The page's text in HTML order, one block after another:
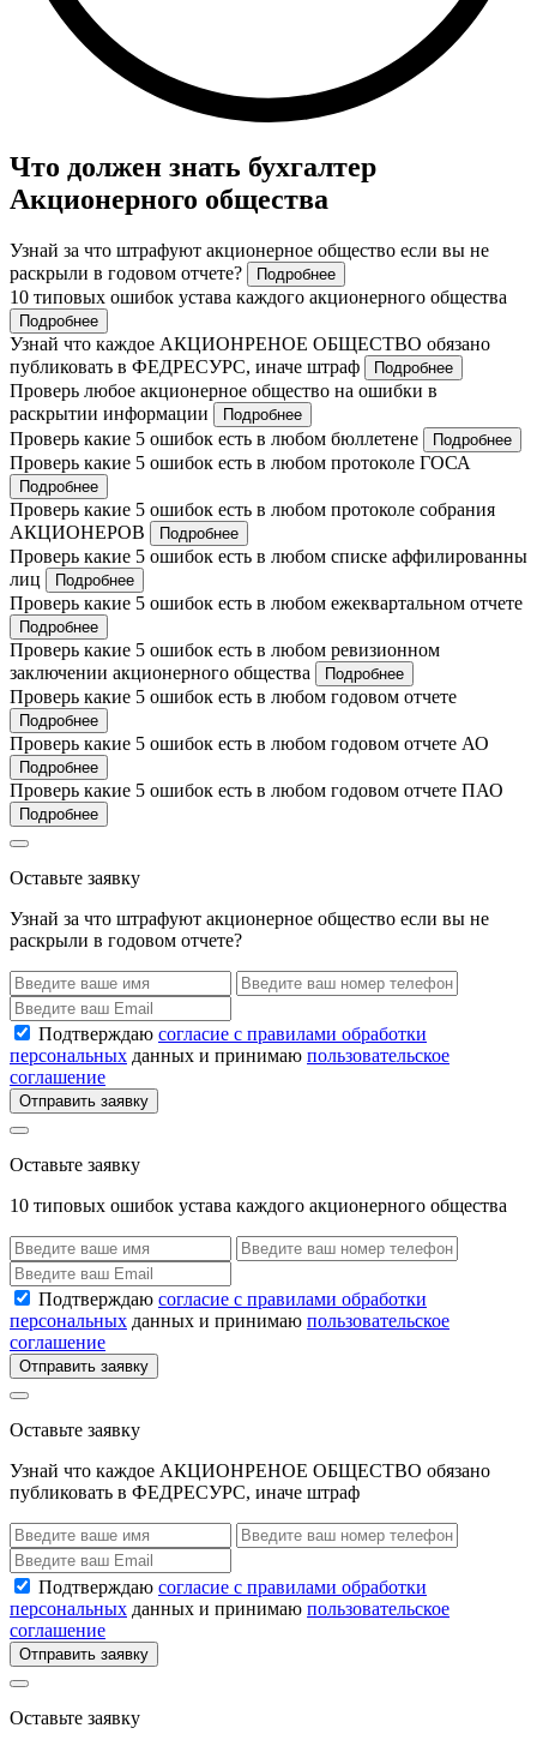
Что должен знать бухгалтер
Акционерного общества
Узнай за что штрафуют акционерное общество если вы не
раскрыли в годовом отчете?
Подробнее
10 типовых ошибок устава каждого акционерного общества
Подробнее
Узнай что каждое АКЦИОНРЕНОЕ ОБЩЕСТВО обязано
публиковать в ФЕДРЕСУРС, иначе штраф
Подробнее
Проверь любое акционерное общество на ошибки в
раскрытии информации
Подробнее
Проверь какие 5 ошибок есть в любом бюллетене Подробнее
Проверь какие 5 ошибок есть в любом протоколе ГОСА
Подробнее
Проверь какие 5 ошибок есть в любом протоколе собрания
АКЦИОНЕРОВ
Подробнее
Проверь какие 5 ошибок есть в любом списке аффилированны
лиц
Подробнее
Проверь какие 5 ошибок есть в любом ежеквартальном отчете
Подробнее
Проверь какие 5 ошибок есть в любом ревизионном
заключении акционерного общества
Подробнее
Проверь какие 5 ошибок есть в любом годовом отчете
Подробнее
Проверь какие 5 ошибок есть в любом годовом отчете АО
Подробнее
Проверь какие 5 ошибок есть в любом годовом отчете ПАО
Подробнее
Оставьте заявку
Узнай за что штрафуют акционерное общество если вы не
раскрыли в годовом отчете?
Подтверждаю согласие с правилами обработки
персональных данных и принимаю пользовательское
соглашение
Отправить заявку
Оставьте заявку
10 типовых ошибок устава каждого акционерного общества
Подтверждаю согласие с правилами обработки
персональных данных и принимаю пользовательское
соглашение
Отправить заявку
Оставьте заявку
Узнай что каждое АКЦИОНРЕНОЕ ОБЩЕСТВО обязано
публиковать в ФЕДРЕСУРС, иначе штраф
Подтверждаю согласие с правилами обработки
персональных данных и принимаю пользовательское
соглашение
Отправить заявку
Оставьте заявку